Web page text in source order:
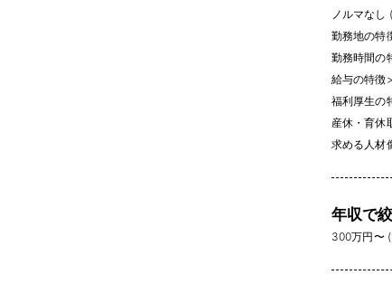
ノルマなし
勤務地の特
勤務時間の
給与の特徴>
福利厚生の
産休・育休
求める人材
年収で
300万円〜